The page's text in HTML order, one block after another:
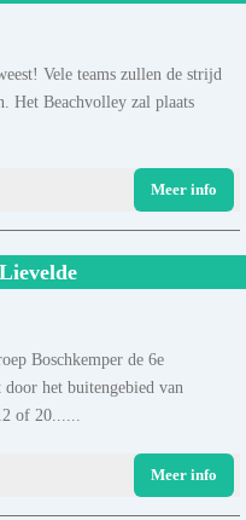
Vele teams zullen de strijd
Het Beachvolley zal plaats
Meer info
Boschkemper de 6e
het buitengebied van
of 20......
Meer info